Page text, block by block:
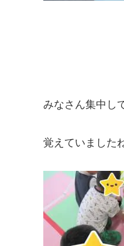
みなさん集中し
覚えていました